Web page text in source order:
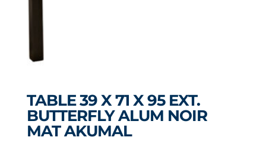
TABLE 39 X 71 X 95 EXT.
BUTTERFLY ALUM NOIR
MAT AKUMAL